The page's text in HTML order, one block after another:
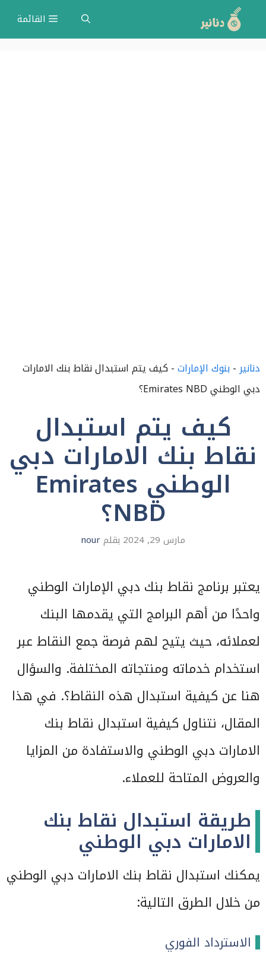
انتقل
إلى
القائمة
دنانير-بنوك الإمارات-كيف يتم استبدال نقاط بنك الامارات
دبي الوطني Emirates NBD؟
كيف يتم استبدال
نقاط بنك الامارات دبي
الوطني Emirates
NBD؟
مارس 29, 2024 بقلمnour
يعتبر برنامج نقاط بنك دبي الإمارات الوطني
واحدًا من أهم البرامج التي يقدمها البنك
لعملائه، حيث يتيح لهم فرصة جمع النقاط عبر
استخدام خدماته ومنتجاته المختلفة. والسؤال
هنا عن كيفية استبدال هذه النقاط؟. في هذا
المقال، نتناول كيفية استبدال نقاط بنك
الامارات دبي الوطني والاستفادة من المزايا
والعروض المتاحة للعملاء.
طريقة استبدال نقاط بنك
الامارات دبي الوطني
يمكنك استبدال نقاط بنك الامارات دبي الوطني
من خلال الطرق التالية:
الاسترداد الفوري